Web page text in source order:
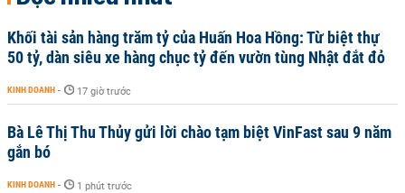
Khối tài sản hàng trăm tỷ của Huấn Hoa Hồng: Từ biệt thự
50 tỷ, dàn siêu xe hàng chục tỷ đến vườn tùng Nhật đắt đỏ
KINH DOANH - 17 giờ trước
Bà Lê Thị Thu Thủy gửi lời chào tạm biệt VinFast sau 9 năm
gắn bó
KINH DOANH - 1 phút trước